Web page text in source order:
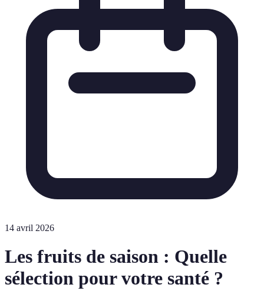
14 avril 2026
Les fruits de saison : Quelle
sélection pour votre santé ?